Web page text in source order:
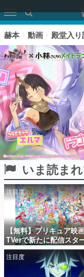
ピックア
電ファミのいま読ま
アプリセール情報
インタビュー
連載・特
赫本 動画 殿堂入
いま読ま
注目度
【無料】プリキュア映
TVerで新たに配信スタ
んと2018年～2024年の
すべてが見放題に、ぶ
ありえないラインナッ
注目度